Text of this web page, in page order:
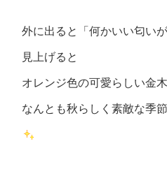
外に出ると「何かいい匂い
見上げると
オレンジ色の可愛らしい金
なんとも秋らしく素敵な季